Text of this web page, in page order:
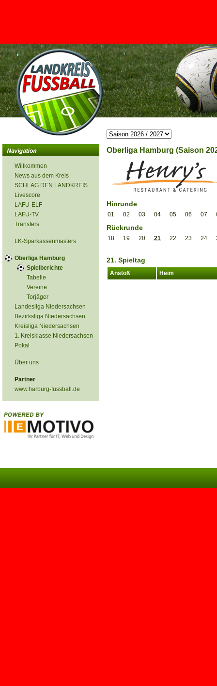
<
Willkommen
News aus dem Kreis
SCHLAG DEN LANDKREIS
Livescore
LAFU-ELF
LAFU-TV
Transfers
LK-Sparkassenmasters
Oberliga Hamburg
Spielberichte
Tabelle
Vereine
Torjäger
Landesliga Niedersachsen
Bezirksliga Niedersachsen
Kreisliga Niedersachsen
1. Kreisklasse Niedersachsen
Pokal
Über uns
Partner
www.harburg-fussball.de
Oberliga Hamburg (Saison
Hinrunde
01 02 03 04 05 06 07
Rückrunde
18 19 20 21 22 23 24
21. Spieltag
Anstoß Heim